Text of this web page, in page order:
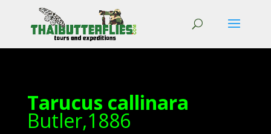
Tarucus callinara
Butler,1886